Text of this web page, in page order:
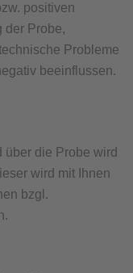
positiven
der Probe,
Probleme
beeinflussen.
die Probe wird
wird mit Ihnen
bzgl.